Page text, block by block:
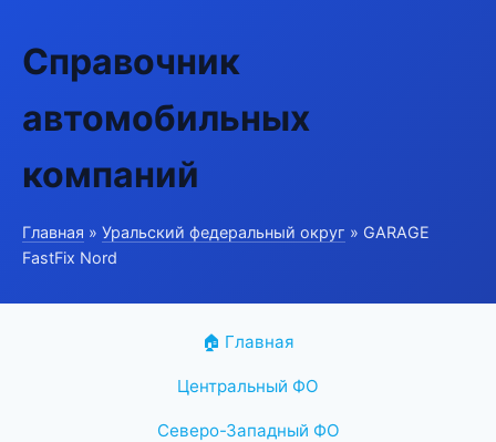
Справочник
автомобильных
компаний
Главная » Уральский федеральный округ » GARAGE
FastFix Nord
🏠 Главная
Центральный ФО
Северо-Западный ФО